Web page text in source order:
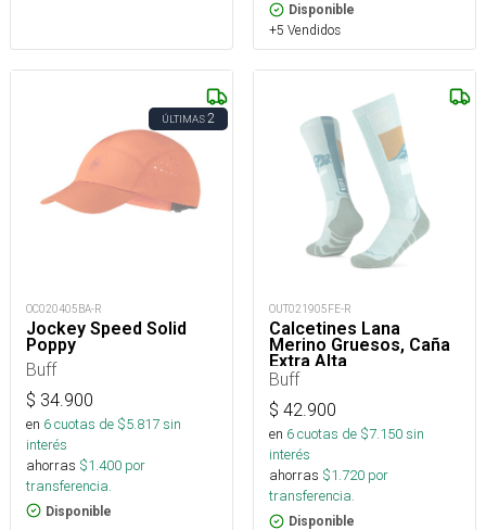
Disponible
+5 Vendidos
ÚLTIMAS2
OC020405BA-R
Jockey Speed Solid
Poppy
Buff
$ 34.900
en 6cuotas de $5.817sin
interés
ahorras $1.400 por
transferencia.
Disponible
OUT021905FE-R
Calcetines Lana
Merino Gruesos, Caña
Extra Alta
Buff
$ 42.900
en 6cuotas de $7.150sin
interés
ahorras $1.720 por
transferencia.
Disponible